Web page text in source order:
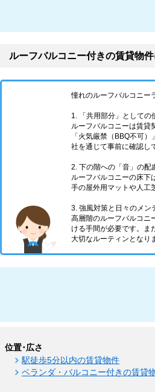
ルーフバルコニー付きの賃貸物
憧れのルーフバルコニー
1. 「共用部分」としての
ルーフバルコニーは賃貸
「火気厳禁（BBQ不可
社を通じて事前に確認し
2. 下の階への「音」の配
ルーフバルコニーの床下
手の屋外用マットや人工
3. 強風対策と日々のメン
高層階のルーフバルコニ
ける手間が必要です。ま
大切なルーティンとなり
位置･広さ
駅徒歩5分以内の賃貸物件
ベランダ・バルコニー付きの賃貸